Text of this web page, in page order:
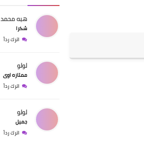
هبه محمد
شكرا
اترك رداً
لولو
ممتازه اوى
اترك رداً
لولو
جميل
اترك رداً